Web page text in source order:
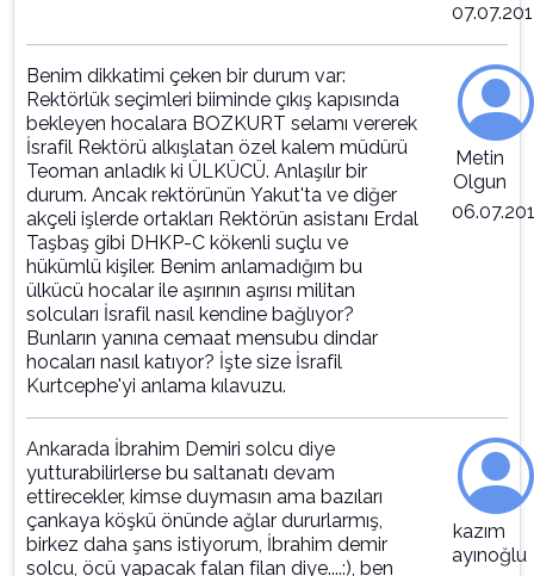
Benim dikkatimi çeken bir durum var:
Rektörlük seçimleri biiminde çıkış kapısında
bekleyen hocalara BOZKURT selamı vererek
İsrafil Rektörü alkışlatan özel kalem müdürü
Teoman anladık ki ÜLKÜCÜ. Anlaşılır bir
durum. Ancak rektörünün Yakut'ta ve diğer
akçeli işlerde ortakları Rektörün asistanı Erdal
Taşbaş gibi DHKP-C kökenli suçlu ve
hükümlü kişiler. Benim anlamadığım bu
ülkücü hocalar ile aşırının aşırısı militan
solcuları İsrafil nasıl kendine bağlıyor?
Bunların yanına cemaat mensubu dindar
hocaları nasıl katıyor? İşte size İsrafil
Kurtcephe'yi anlama kılavuzu.
Metin
Olgun
Ankarada İbrahim Demiri solcu diye
yutturabilirlerse bu saltanatı devam
ettirecekler, kimse duymasın ama bazıları
çankaya köşkü önünde ağlar dururlarmış,
birkez daha şans istiyorum, İbrahim demir
solcu, öcü yapacak falan filan diye....:), ben
kazım
ayınoğlu